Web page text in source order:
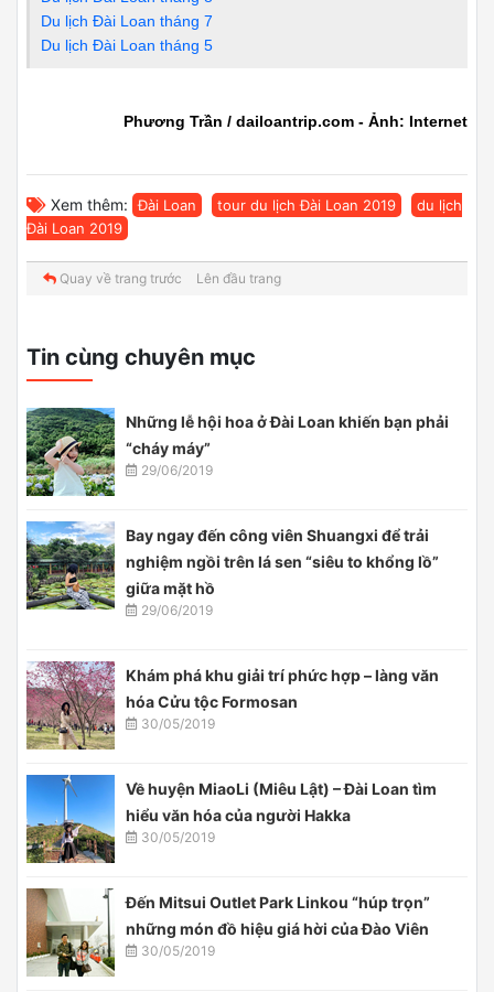
Du lịch Đài Loan tháng 7
Du lịch Đài Loan tháng 5
Phương Trần / dailoantrip.com - Ảnh: Internet
Xem thêm: Đài Loan tour du lịch Đài Loan 2019
du lịch
Đài Loan 2019
Quay về trang trước Lên đầu trang
Tin cùng chuyên mục
Những lễ hội hoa ở Đài Loan khiến bạn phải
“cháy máy”
29/06/2019
Bay ngay đến công viên Shuangxi để trải
nghiệm ngồi trên lá sen “siêu to khổng lồ”
giữa mặt hồ
29/06/2019
Khám phá khu giải trí phức hợp – làng văn
hóa Cửu tộc Formosan
30/05/2019
Về huyện MiaoLi (Miêu Lật) – Đài Loan tìm
hiểu văn hóa của người Hakka
30/05/2019
Đến Mitsui Outlet Park Linkou “húp trọn”
những món đồ hiệu giá hời của Đào Viên
30/05/2019